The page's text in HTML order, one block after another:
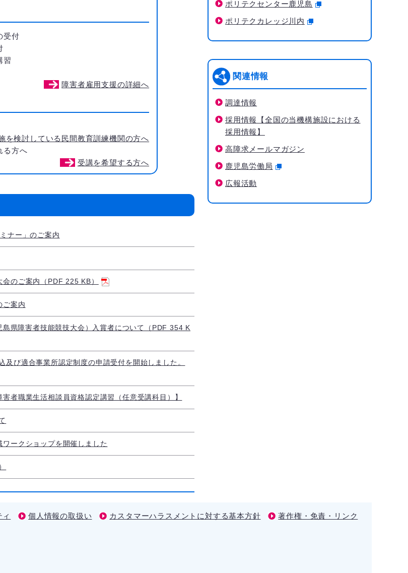
受付
習
障害者雇用支援の詳細へ
を検討している民間教育訓練機関の方へ
る方へ
受講を希望する方へ
ナー」のご案内
のご案内（PDF 225 KB）
ご案内
県障害者技能競技大会）入賞者について（PDF 354 K
び適合事業所認定制度の申請受付を開始しました。
者職業生活相談員資格認定講習（任意受講科目）】
ークショップを開催しました
ポリテクセンター鹿児島
ポリテクカレッジ川内
関連情報
調達情報
採用情報【全国の当機構施設における
採用情報】
高障求メールマガジン
鹿児島労働局
広報活動
個人情報の取扱い カスタマーハラスメントに対する基本方針 著作権・免責・リンク